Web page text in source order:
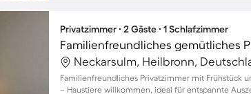
Privatzimmer ∙ 2 Gäste ∙ 1 Schlafzimmer
Neckarsulm, Heilbronn,
Familienfreundliches Privatzimmer mit Frühstück
– Haustiere willkommen, ideal für entspannte